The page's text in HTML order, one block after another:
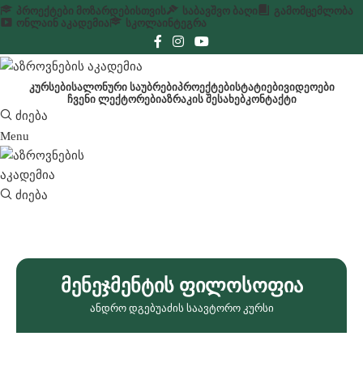
ᲞᲠᲝᲔᲥᲢᲔᲑᲘ ᲛᲝᲖᲐᲠᲓᲔᲑᲘᲡᲗᲕᲘᲡ ᲡᲐᲑᲐᲕᲨᲕᲝ ᲑᲐᲦᲘ
ᲒᲐᲛᲝᲛᲪᲔᲛᲚᲝᲑᲐ
ᲝᲜᲚᲐᲘᲜ ᲐᲙᲐᲓᲔᲛᲘᲐ
ᲡᲙᲝᲚᲐᲘᲜᲢᲔᲒᲠᲐ
ᲙᲣᲠᲡᲔᲑᲘᲡᲐᲚᲝᲜᲣᲠᲘ ᲡᲐᲣᲑᲠᲔᲑᲘᲞᲠᲝᲔᲥᲢᲔᲑᲘᲡᲢᲐᲢᲘᲔᲑᲘᲕᲘᲓᲔᲝᲔᲑᲘ
ᲩᲕᲔᲜᲘ ᲚᲔᲥᲢᲝᲠᲔᲑᲘᲐᲖᲠᲐᲙᲘᲡ ᲨᲔᲡᲐᲮᲔᲑᲙᲝᲜᲢᲐᲥᲢᲘ
ძიება
Menu
ძიება
Მენეჯმენტის Ფილოსოფია
ანდრო დგებუაძის საავტორო კურსი